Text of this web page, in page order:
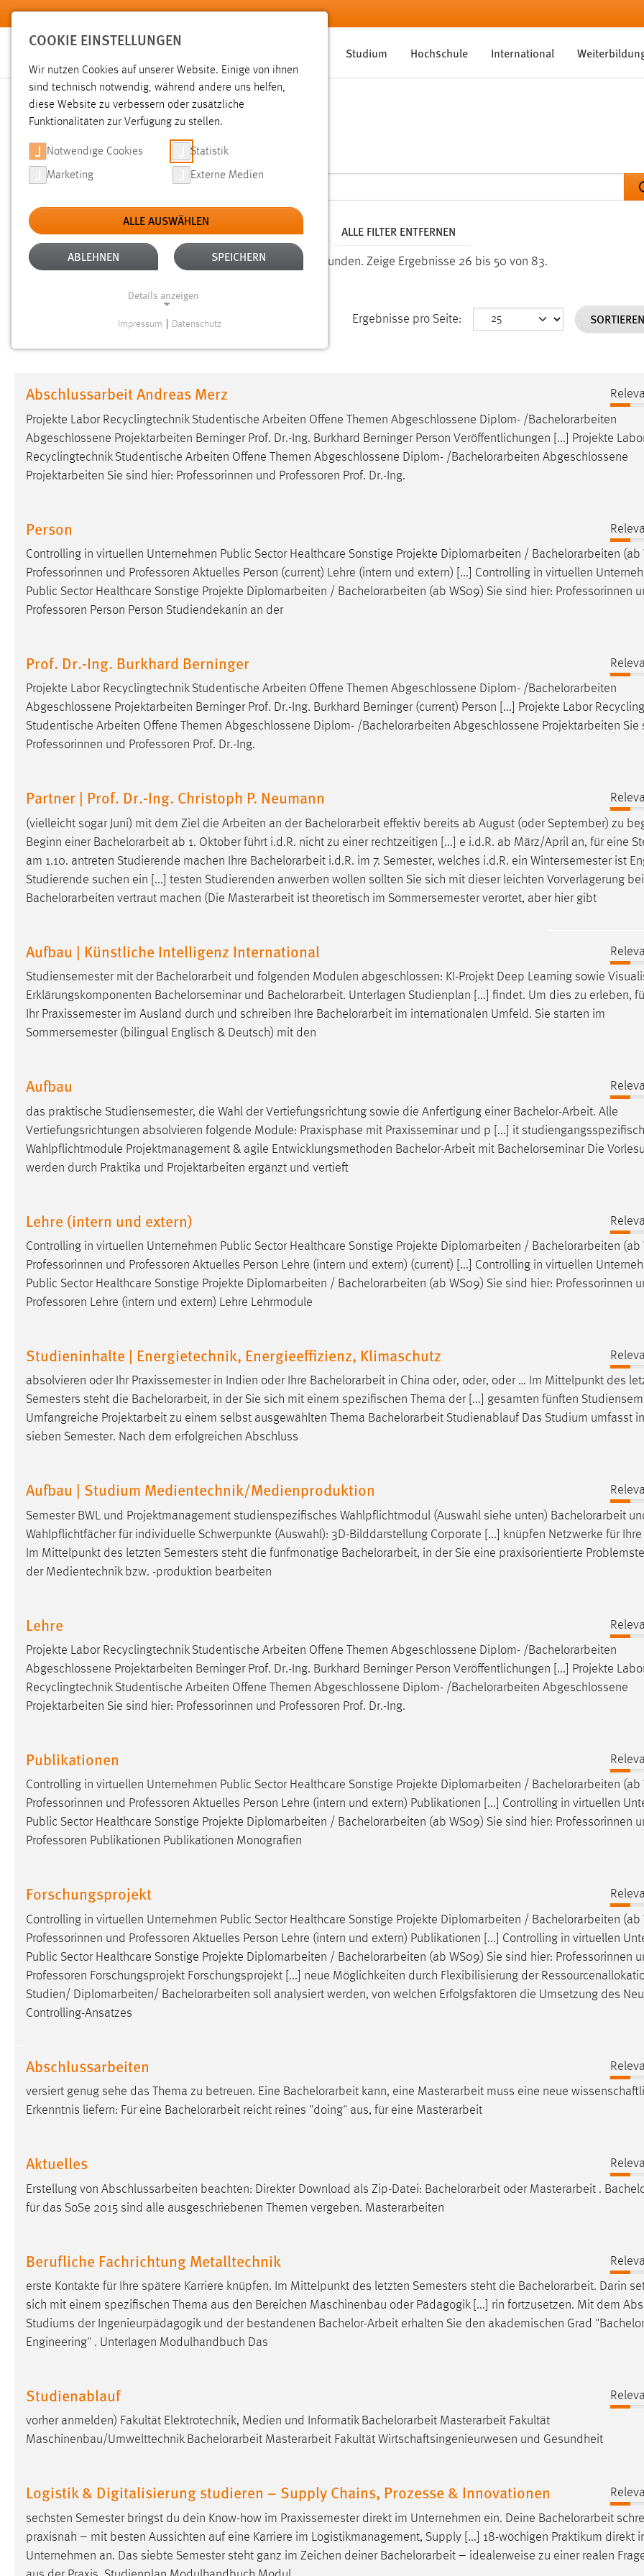
Zum Hauptinhalt springen
Studium Hochschule International
SUCHE
Aktive Filter: TYP: SEITEN ALTER: ÜBER EIN JAHR ALLE FILTER ENTFERNEN
Gesucht nach "bachelorarbeit". Es wurden 83 Ergebnisse gefunden. Zeige Ergebnisse 26 bis 50 von 83.
Ergebnisse pro Seite:
Abschlussarbeit Andreas Merz
Projekte Labor Recyclingtechnik Studentische Arbeiten Offene Themen Abgeschlossene Diplom- /Bachelorarbeiten
Abgeschlossene Projektarbeiten Berninger Prof. Dr.-Ing. Burkhard Berninger Person Veröffentlichungen [...] Projekte
Recyclingtechnik Studentische Arbeiten Offene Themen Abgeschlossene Diplom- /Bachelorarbeiten Abgeschlossene
Projektarbeiten Sie sind hier: Professorinnen und Professoren Prof. Dr.-Ing.
Person
Controlling in virtuellen Unternehmen Public Sector Healthcare Sonstige Projekte Diplomarbeiten / Bachelorarbeiten (ab
Professorinnen und Professoren Aktuelles Person (current) Lehre (intern und extern) [...] Controlling in virtuellen
Public Sector Healthcare Sonstige Projekte Diplomarbeiten / Bachelorarbeiten (ab WS09) Sie sind hier: Professorinnen
Professoren Person Person Studiendekanin an der
Prof. Dr.-Ing. Burkhard Berninger
Projekte Labor Recyclingtechnik Studentische Arbeiten Offene Themen Abgeschlossene Diplom- /Bachelorarbeiten
Abgeschlossene Projektarbeiten Berninger Prof. Dr.-Ing. Burkhard Berninger (current) Person [...] Projekte Labor
Studentische Arbeiten Offene Themen Abgeschlossene Diplom- /Bachelorarbeiten Abgeschlossene Projektarbeiten Sie
Professorinnen und Professoren Prof. Dr.-Ing.
Partner | Prof. Dr.-Ing. Christoph P. Neumann
(vielleicht sogar Juni) mit dem Ziel die Arbeiten an der Bachelorarbeit effektiv bereits ab August (oder September) zu
Beginn einer Bachelorarbeit ab 1. Oktober führt i.d.R. nicht zu einer rechtzeitigen [...] e i.d.R. ab März/April an, für eine
am 1.10. antreten Studierende machen Ihre Bachelorarbeit i.d.R. im 7. Semester, welches i.d.R. ein Wintersemester ist
Studierende suchen ein [...] testen Studierenden anwerben wollen sollten Sie sich mit dieser leichten Vorverlagerung bei
Bachelorarbeiten vertraut machen (Die Masterarbeit ist theoretisch im Sommersemester verortet, aber hier gibt
Aufbau | Künstliche Intelligenz International
Studiensemester mit der Bachelorarbeit und folgenden Modulen abgeschlossen: KI-Projekt Deep Learning sowie
Erklärungskomponenten Bachelorseminar und Bachelorarbeit. Unterlagen Studienplan [...] findet. Um dies zu erleben,
Ihr Praxissemester im Ausland durch und schreiben Ihre Bachelorarbeit im internationalen Umfeld. Sie starten im
Sommersemester (bilingual Englisch & Deutsch) mit den
Aufbau
das praktische Studiensemester, die Wahl der Vertiefungsrichtung sowie die Anfertigung einer Bachelor-Arbeit. Alle
Vertiefungsrichtungen absolvieren folgende Module: Praxisphase mit Praxisseminar und p [...] it
Wahlpflichtmodule Projektmanagement & agile Entwicklungsmethoden Bachelor-Arbeit mit Bachelorseminar Die
werden durch Praktika und Projektarbeiten ergänzt und vertieft
Lehre (intern und extern)
Controlling in virtuellen Unternehmen Public Sector Healthcare Sonstige Projekte Diplomarbeiten / Bachelorarbeiten (ab
Professorinnen und Professoren Aktuelles Person Lehre (intern und extern) (current) [...] Controlling in virtuellen
Public Sector Healthcare Sonstige Projekte Diplomarbeiten / Bachelorarbeiten (ab WS09) Sie sind hier: Professorinnen
Professoren Lehre (intern und extern) Lehre Lehrmodule
Studieninhalte | Energietechnik, Energieeffizienz, Klimaschutz
absolvieren oder Ihr Praxissemester in Indien oder Ihre Bachelorarbeit in China oder, oder, oder … Im Mittelpunkt des
Semesters steht die Bachelorarbeit, in der Sie sich mit einem spezifischen Thema der [...] gesamten fünften
Umfangreiche Projektarbeit zu einem selbst ausgewählten Thema Bachelorarbeit Studienablauf Das Studium umfasst
sieben Semester. Nach dem erfolgreichen Abschluss
Aufbau | Studium Medientechnik/Medienproduktion
Semester BWL und Projektmanagement studienspezifisches Wahlpflichtmodul (Auswahl siehe unten) Bachelorarbeit
Wahlpflichtfächer für individuelle Schwerpunkte (Auswahl): 3D-Bilddarstellung Corporate [...] knüpfen Netzwerke für Ihre
Im Mittelpunkt des letzten Semesters steht die fünfmonatige Bachelorarbeit, in der Sie eine praxisorientierte
der Medientechnik bzw. -produktion bearbeiten
Lehre
Projekte Labor Recyclingtechnik Studentische Arbeiten Offene Themen Abgeschlossene Diplom- /Bachelorarbeiten
Abgeschlossene Projektarbeiten Berninger Prof. Dr.-Ing. Burkhard Berninger Person Veröffentlichungen [...] Projekte
Recyclingtechnik Studentische Arbeiten Offene Themen Abgeschlossene Diplom- /Bachelorarbeiten Abgeschlossene
Projektarbeiten Sie sind hier: Professorinnen und Professoren Prof. Dr.-Ing.
Publikationen
Controlling in virtuellen Unternehmen Public Sector Healthcare Sonstige Projekte Diplomarbeiten / Bachelorarbeiten (ab
Professorinnen und Professoren Aktuelles Person Lehre (intern und extern) Publikationen [...] Controlling in virtuellen
Public Sector Healthcare Sonstige Projekte Diplomarbeiten / Bachelorarbeiten (ab WS09) Sie sind hier: Professorinnen
Professoren Publikationen Publikationen Monografien
Forschungsprojekt
Controlling in virtuellen Unternehmen Public Sector Healthcare Sonstige Projekte Diplomarbeiten / Bachelorarbeiten (ab
Professorinnen und Professoren Aktuelles Person Lehre (intern und extern) Publikationen [...] Controlling in virtuellen
Public Sector Healthcare Sonstige Projekte Diplomarbeiten / Bachelorarbeiten (ab WS09) Sie sind hier: Professorinnen
Professoren Forschungsprojekt Forschungsprojekt [...] neue Möglichkeiten durch Flexibilisierung der
Studien/ Diplomarbeiten/ Bachelorarbeiten soll analysiert werden, von welchen Erfolgsfaktoren die Umsetzung des
Controlling-Ansatzes
Abschlussarbeiten
versiert genug sehe das Thema zu betreuen. Eine Bachelorarbeit kann, eine Masterarbeit muss eine neue
Erkenntnis liefern: Für eine Bachelorarbeit reicht reines "doing" aus, für eine Masterarbeit
Aktuelles
Erstellung von Abschlussarbeiten beachten: Direkter Download als Zip-Datei: Bachelorarbeit oder Masterarbeit .
für das SoSe 2015 sind alle ausgeschriebenen Themen vergeben. Masterarbeiten
Berufliche Fachrichtung Metalltechnik
erste Kontakte für Ihre spätere Karriere knüpfen. Im Mittelpunkt des letzten Semesters steht die Bachelorarbeit. Darin
sich mit einem spezifischen Thema aus den Bereichen Maschinenbau oder Pädagogik [...] rin fortzusetzen. Mit dem
Studiums der Ingenieurpädagogik und der bestandenen Bachelor-Arbeit erhalten Sie den akademischen Grad
Engineering" . Unterlagen Modulhandbuch Das
Studienablauf
vorher anmelden) Fakultät Elektrotechnik, Medien und Informatik Bachelorarbeit Masterarbeit Fakultät
Maschinenbau/Umwelttechnik Bachelorarbeit Masterarbeit Fakultät Wirtschaftsingenieurwesen und Gesundheit
Logistik & Digitalisierung studieren – Supply Chains, Prozesse & Innovationen
sechsten Semester bringst du dein Know-how im Praxissemester direkt im Unternehmen ein. Deine Bachelorarbeit
praxisnah – mit besten Aussichten auf eine Karriere im Logistikmanagement, Supply [...] 18-wöchigen Praktikum direkt
Unternehmen an. Das siebte Semester steht ganz im Zeichen deiner Bachelorarbeit – idealerweise zu einer realen
COOKIE EINSTELLUNGEN
Wir nutzen Cookies auf unserer Website. Einige von ihnen
sind technisch notwendig, während andere uns helfen,
diese Website zu verbessern oder zusätzliche
Funktionalitäten zur Verfügung zu stellen.
Notwendige Cookies Statistik
Marketing Externe Medien
ALLE AUSWÄHLEN
ABLEHNEN SPEICHERN
Details anzeigen
Website erforderlich.
Einverständnis
Name: cookie_consent
Performance
Name: staticfilecache
in diesem Cookie gespeichert, ob man
eingeloggt ist.
Sprachpräferenz
Name: site-language-preference
Chat
Name:
MibewSessionID, MIBEW_UserID,
mibew_locale, mibew-chat-frame-style-
nutzen zu können.
Cookie Laufzeit: MibewSessionID, mibew-chat-frame-
style-5e9dbeb1811c0446 =
Sitzungslaufzeit, mibew_locale = 3
Jahre, MIBEW_UserID = 1 Jahr
Zweck:
Dieser Cookie ist notwendig um sich an
der Website einloggen zu können.
Cookie Laufzeit: 24 Stunden
STATISTIK
Statistik Cookies erfassen Informationen anonym.
Diese Informationen helfen uns zu verstehen, wie
unsere Besucher unsere Website nutzen.
Name:
Zweck: Zugriffsstatistik
Cookie Laufzeit: Max. 13 Monate
Marketing Cookies werden von Drittanbietern
verwendet, um personalisierte Werbung anzuzeigen.
Sie tun dies, indem sie Besucher über Websites
hinweg verfolgen.
Google Ads
Anbieter:
Zweck: Conversion-Tracking
Cookie Laufzeit:
Name:
Anbieter: Facebook
Zweck: Conversion-Tracking
Cookie Laufzeit:
EXTERNE MEDIEN
Um Inhalte von Videoplattformen und Social Media
YouTube
Impressum Datenschutz